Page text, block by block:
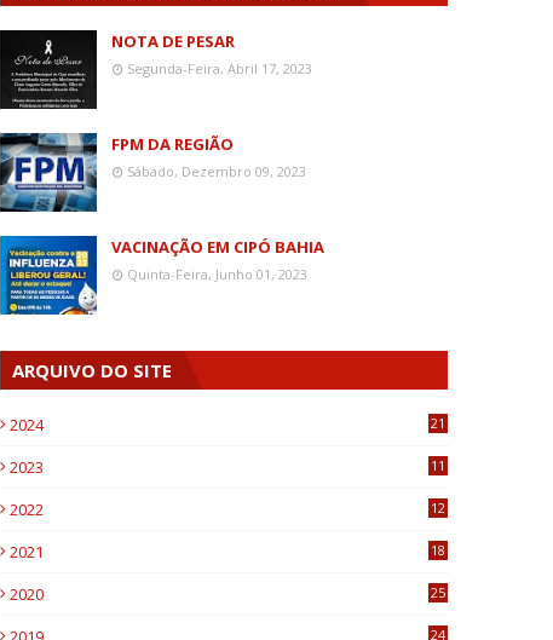
NOTA DE PESAR
Segunda-Feira, Abril 17, 2023
FPM DA REGIÃO
Sábado, Dezembro 09, 2023
VACINAÇÃO EM CIPÓ BAHIA
Quinta-Feira, Junho 01, 2023
ARQUIVO DO SITE
2024 21
2023
11
2022
12
2021
18
2020
25
24